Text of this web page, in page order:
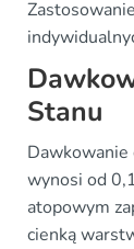
Stanu
Dawkowanie
wynosi od
atopowym
cienką